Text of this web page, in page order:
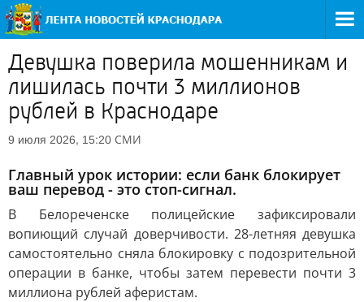
Девушка поверила мошенникам и
лишилась почти 3 миллионов
рублей в Краснодаре
9 июля 2026, 15:20 СМИ
Главный урок истории: если банк блокирует
ваш перевод - это стоп-сигнал.
В Белореченске полицейские зафиксировали
вопиющий случай доверчивости. 28-летняя девушка
самостоятельно сняла блокировку с подозрительной
операции в банке, чтобы затем перевести почти 3
миллиона рублей аферистам.